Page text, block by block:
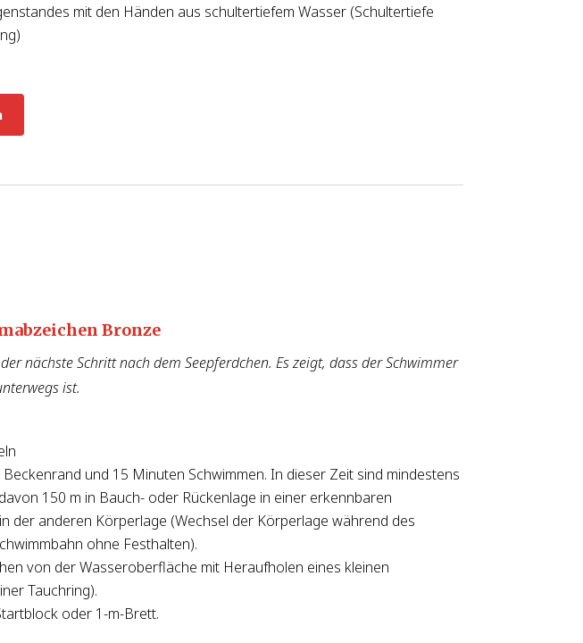
mit den Händen aus schultertiefem Wasser (Schultertiefe
Bronze
nächste Schritt nach dem Seepferdchen. Es zeigt, dass der Schwimmer
ist.
und 15 Minuten Schwimmen. In dieser Zeit sind mindestens
150 m in Bauch- oder Rückenlage in einer erkennbaren
der anderen Körperlage (Wechsel der Körperlage während des
ohne Festhalten).
von der Wasseroberfläche mit Heraufholen eines kleinen
Tauchring).
oder 1-m-Brett.